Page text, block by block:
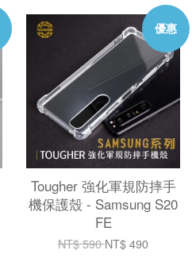
優惠
Tougher 強化軍規防摔手
機保護殼 - Samsung S20
FE
NT$ 590NT$ 490